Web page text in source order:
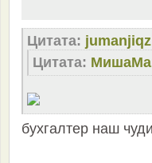
Цитата: jumanjiqz
Цитата:
бухгалтер наш